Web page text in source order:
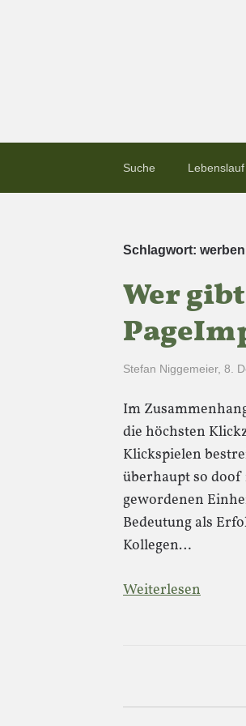
Suche Lebenslauf
Schlagwort:
Wer
Stefan Niggemeier, 8.
Im
die höchsten
Klickspielen
überhaupt so
gewordenen
Bedeutung als
Kollegen…
Weiterlesen